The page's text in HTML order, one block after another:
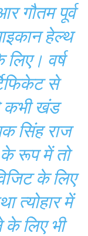
गौतम पूर्व
हेल्थ
लिए। वर्ष
से
कभी खंड
सिंह राज
के रूप में तो
के लिए
त्योहार में
के लिए भी